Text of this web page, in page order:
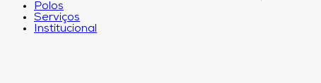
Polos
Serviços
Institucional